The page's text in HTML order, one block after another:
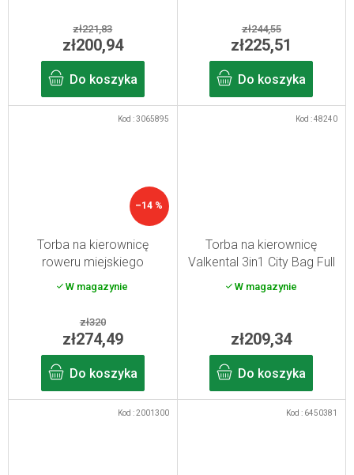
zł221,83
zł200,94
Do koszyka
zł244,55
zł225,51
Do koszyka
–14 %
Torba na kierownicę
roweru miejskiego
signature czarna
W magazynie
zł320
zł274,49
Do koszyka
Kod :3065895
Torba na kierownicę
Valkental 3in1 City Bag Full
W magazynie
zł209,34
Do koszyka
Kod :48240
Kod :2001300 Kod : 6450381